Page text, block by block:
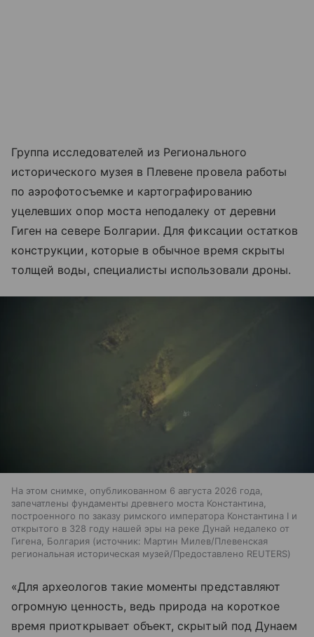
Группа исследователей из Регионального
исторического музея в Плевене провела работы
по аэрофотосъемке и картографированию
уцелевших опор моста неподалеку от деревни
Гиген на севере Болгарии. Для фиксации остатков
конструкции, которые в обычное время скрыты
толщей воды, специалисты использовали дроны.
На этом снимке, опубликованном 6 августа 2026 года,
запечатлены фундаменты древнего моста Константина,
построенного по заказу римского императора Константина I и
открытого в 328 году нашей эры на реке Дунай недалеко от
Гигена, Болгария
источник: Мартин Милев/Плевенская
региональная историческая музей/Предоставлено REUTERS
«Для археологов такие моменты представляют
огромную ценность, ведь природа на короткое
время приоткрывает объект, скрытый под Дунаем